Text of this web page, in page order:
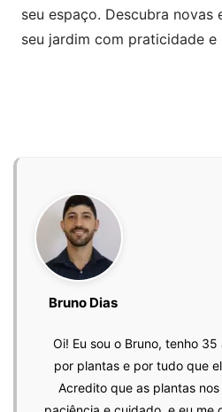
seu espaço. Descubra novas
seu jardim com praticidade e
Bruno Dias
Oi! Eu sou o Bruno, tenho
por plantas e por tudo que
Acredito que as plantas